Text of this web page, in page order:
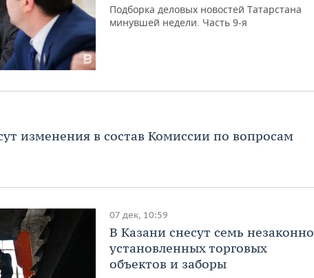
Подборка деловых новостей Татарстана
минувшей недели. Часть 9-я
изменения в состав Комиссии по вопросам
07 дек, 10:59
В Казани снесут семь незаконно
установленных торговых
объектов и заборы